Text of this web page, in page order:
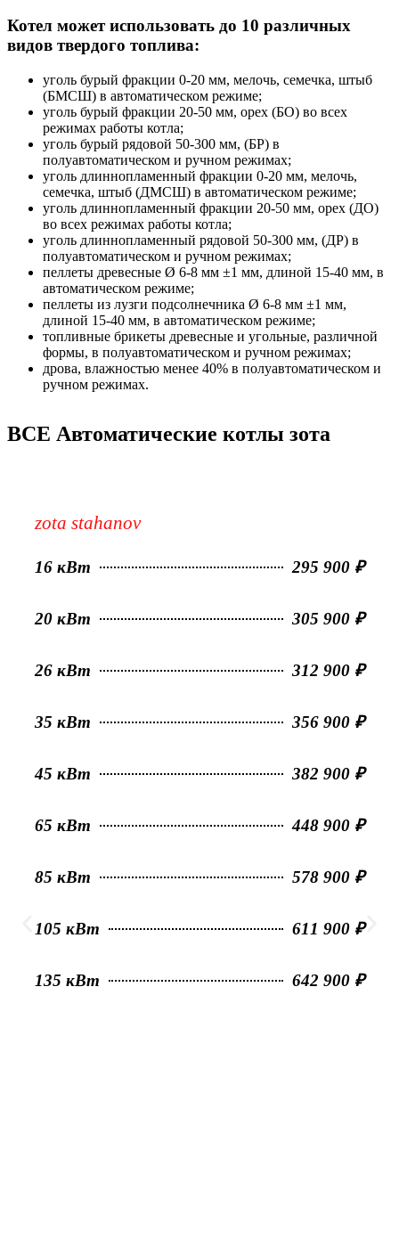
Котел может использовать до 10 различных
видов твердого топлива:
уголь бурый фракции 0-20 мм, мелочь, семечка, штыб
(БМСШ) в автоматическом режиме;
уголь бурый фракции 20-50 мм, орех (БО) во всех
режимах работы котла;
уголь бурый рядовой 50-300 мм, (БР) в
полуавтоматическом и ручном режимах;
уголь длиннопламенный фракции 0-20 мм, мелочь,
семечка, штыб (ДМСШ) в автоматическом режиме;
уголь длиннопламенный фракции 20-50 мм, орех (ДО)
во всех режимах работы котла;
уголь длиннопламенный рядовой 50-300 мм, (ДР) в
полуавтоматическом и ручном режимах;
пеллеты древесные Ø 6-8 мм ±1 мм, длиной 15-40 мм, в
автоматическом режиме;
пеллеты из лузги подсолнечника Ø 6-8 мм ±1 мм,
длиной 15-40 мм, в автоматическом режиме;
топливные брикеты древесные и угольные, различной
формы, в полуавтоматическом и ручном режимах;
дрова, влажностью менее 40% в полуавтоматическом и
ручном режимах.
ВСЕ Автоматические котлы зота
zota stahanov
16 кВт 295 900 ₽
20 кВт 305 900 ₽
26 кВт 312 900 ₽
35 кВт 356 900 ₽
45 кВт 382 900 ₽
65 кВт 448 900 ₽
85 кВт 578 900 ₽
105 кВт 611 900 ₽
135 кВт 642 900 ₽